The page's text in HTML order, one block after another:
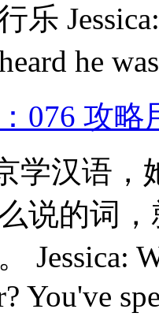
乐
he
076 攻略
学汉语
说的词
Jessica:
You've